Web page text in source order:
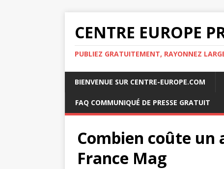
CENTRE EUROPE
PUBLIEZ GRATUITEMENT, RAYONNEZ
BIENVENUE SUR CENTRE-EUROPE.COM
FAQ COMMUNIQUÉ DE PRESSE GRATUIT
Combien coûte un
France Mag